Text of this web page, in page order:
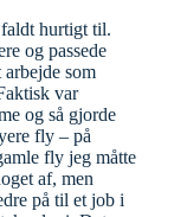
hurtigt til.
og passede
som
var
og så gjorde
fly – på
fly jeg måtte
af, men
på til et job i